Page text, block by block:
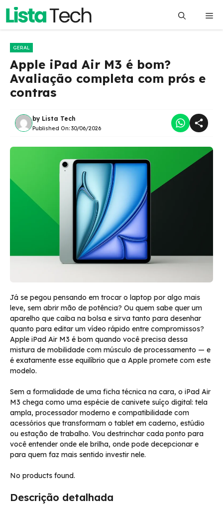
Pular
o
GERAL
Apple iPad Air M3 é bom?
Avaliação completa com prós e
contras
by Lista Tech
Published On: 30/06/2026
Já se pegou pensando em trocar o laptop por algo mais
leve, sem abrir mão de potência? Ou quem sabe quer um
aparelho que caiba na bolsa e sirva tanto para desenhar
quanto para editar um vídeo rápido entre compromissos?
Apple iPad Air M3 é bom quando você precisa dessa
mistura de mobilidade com músculo de processamento — e
é exatamente esse equilíbrio que a Apple promete com este
modelo.
Sem a formalidade de uma ficha técnica na cara, o iPad Air
M3 chega como uma espécie de canivete suíço digital: tela
ampla, processador moderno e compatibilidade com
acessórios que transformam o tablet em caderno, estúdio
ou estação de trabalho. Vou destrinchar cada ponto para
você entender onde ele brilha, onde pode decepcionar e
para quem faz mais sentido investir nele.
No products found.
Descrição detalhada